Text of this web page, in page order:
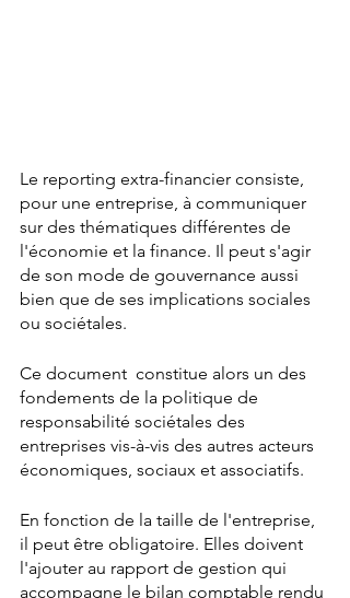
Le reporting extra-financier consiste,
pour une entreprise, à communiquer
sur des thématiques différentes de
l'économie et la finance. Il peut s'agir
de son mode de gouvernance aussi
bien que de ses implications sociales
ou sociétales.
Ce document  constitue alors un des
fondements de la politique de
responsabilité sociétales des
entreprises vis-à-vis des autres acteurs
économiques, sociaux et associatifs.
En fonction de la taille de l'entreprise,
il peut être obligatoire. Elles doivent
l'ajouter au rapport de gestion qui
accompagne le bilan comptable rendu